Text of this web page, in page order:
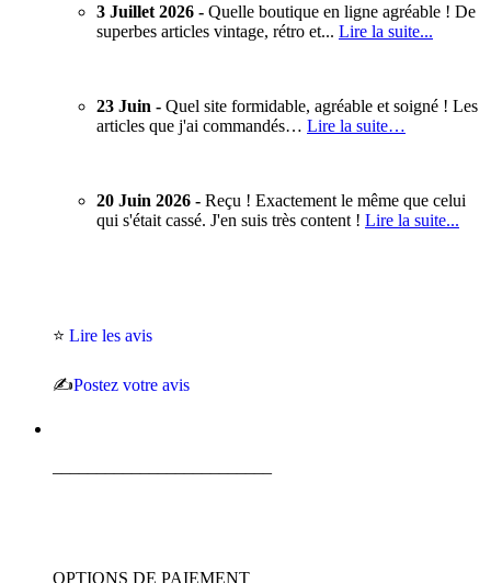
3 Juillet 2026 - Quelle boutique en ligne agréable ! De
superbes articles vintage, rétro et... Lire la suite...
23 Juin - Quel site formidable, agréable et soigné ! Les
articles que j'ai commandés… Lire la suite…
20 Juin 2026 - Reçu ! Exactement le même que celui
qui s'était cassé. J'en suis très content ! Lire la suite...
⭐ Lire les avis
✍️Postez votre avis
OPTIONS DE PAIEMENT